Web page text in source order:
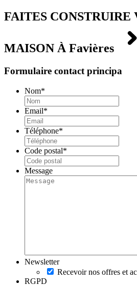
FAITES CONSTRUIRE
MAISON À Favières
Formulaire contact principa
Nom*
Email*
Téléphone*
Code postal*
Message
Newsletter
Recevoir nos offres et
RGPD